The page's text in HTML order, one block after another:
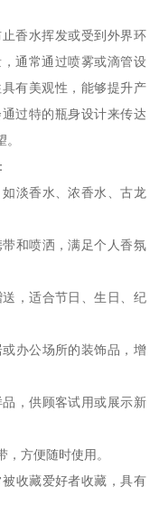
香水挥发或受到外界环
通常通过喷雾或滴管设
有美观性，能够提升产
过特的瓶身设计来传达
淡香水、浓香水、古龙
和喷洒，满足个人香氛
，适合节日、生日、纪
办公场所的装饰品，增
，供顾客试用或展示新
方便随时使用。
收藏爱好者收藏，具有